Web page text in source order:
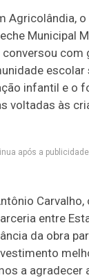
Agricolândia,
Municipal
conversou com
escolar
infantil e o
voltadas às
após a publicidade
Carvalho,
entre
da obra
a agradecer